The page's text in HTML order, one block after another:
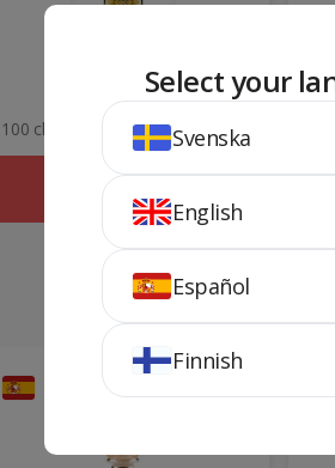
Coco Sante Fe
100 cl
SLUTSÅLD
Select your
Svenska
English
Español
Finnish